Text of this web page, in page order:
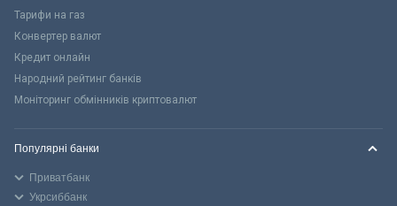
Тарифи на газ
Конвертер валют
Кредит онлайн
Народний рейтинг банків
Моніторинг обмінників криптовалют
Популярні банки
Приватбанк
Укрсиббанк